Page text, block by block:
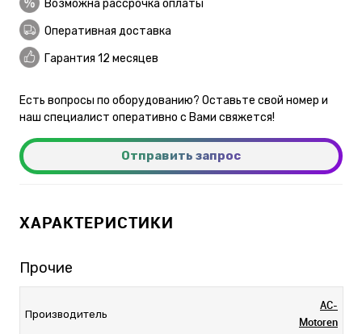
Возможна рассрочка оплаты
Оперативная доставка
Гарантия 12 месяцев
Есть вопросы по оборудованию? Оставьте свой номер и
наш специалист оперативно с Вами свяжется!
Отправить запрос
ХАРАКТЕРИСТИКИ
Прочие
Производитель
AC-
Motoren